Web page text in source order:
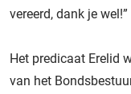
vereerd, dank je wel!”
Het predicaat Erelid
van het